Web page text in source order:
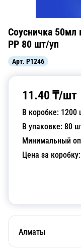
Соусничка 50мл
PP 80 шт/уп
Арт. P1246
11.40 ₸/шт
В коробке: 1200
В упаковке: 80
Минимальный
Цена за коробку:
Алматы